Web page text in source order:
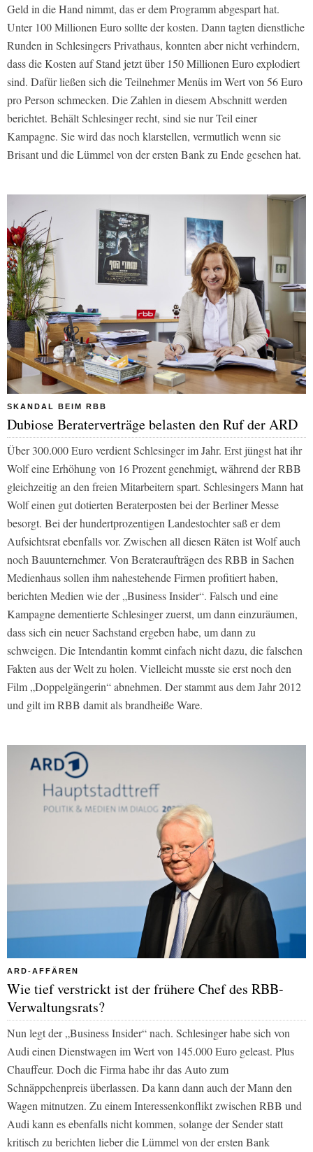
Geld in die Hand nimmt, das er dem Programm abgespart hat.
Unter 100 Millionen Euro sollte der kosten. Dann tagten dienstliche
Runden in Schlesingers Privathaus, konnten aber nicht verhindern,
dass die Kosten auf Stand jetzt über 150 Millionen Euro explodiert
sind. Dafür ließen sich die Teilnehmer Menüs im Wert von 56 Euro
pro Person schmecken. Die Zahlen in diesem Abschnitt werden
berichtet. Behält Schlesinger recht, sind sie nur Teil einer
Kampagne. Sie wird das noch klarstellen, vermutlich wenn sie
Brisant und die Lümmel von der ersten Bank zu Ende gesehen hat.
SKANDAL BEIM RBB
Dubiose Beraterverträge belasten den Ruf der ARD
Über 300.000 Euro verdient Schlesinger im Jahr. Erst jüngst hat ihr
Wolf eine Erhöhung von 16 Prozent genehmigt, während derRBB
gleichzeitig an den freien Mitarbeitern spart. Schlesingers Mann hat
Wolf einen gut dotierten Beraterposten bei der Berliner Messe
besorgt. Bei der hundertprozentigen Landestochter saß er dem
Aufsichtsrat ebenfalls vor. Zwischen all diesen Räten ist Wolf auch
noch Bauunternehmer. Von Berateraufträgen desRBB in Sachen
Medienhaus sollen ihm nahestehende Firmen profitiert haben,
berichten Medien wie der „Business Insider“. Falsch und eine
Kampagne dementierte Schlesinger zuerst, um dann einzuräumen,
dass sich ein neuer Sachstand ergeben habe, um dann zu
schweigen. Die Intendantin kommt einfach nicht dazu, die falschen
Fakten aus der Welt zu holen. Vielleicht musste sie erst noch den
Film „Doppelgängerin“ abnehmen. Der stammt aus dem Jahr 2012
und gilt imRBB damit als brandheiße Ware.
ARD-AFFÄREN
Wie tief verstrickt ist der frühere Chef des RBB-
Verwaltungsrats?
Nun legt der „Business Insider“ nach. Schlesinger habe sich von
Audi einen Dienstwagen im Wert von 145.000 Euro geleast. Plus
Chauffeur. Doch die Firma habe ihr das Auto zum
Schnäppchenpreis überlassen. Da kann dann auch der Mann den
Wagen mitnutzen. Zu einem Interessenkonflikt zwischenRBB und
Audi kann es ebenfalls nicht kommen, solange der Sender statt
kritisch zu berichten lieber die Lümmel von der ersten Bank